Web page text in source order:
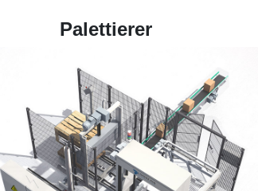
Palettierer